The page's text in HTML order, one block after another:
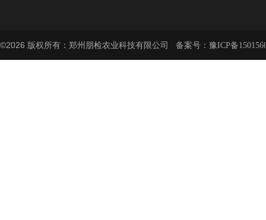
©2026 版权所有：郑州朋检农业科技有限公司 备案号： 豫ICP备